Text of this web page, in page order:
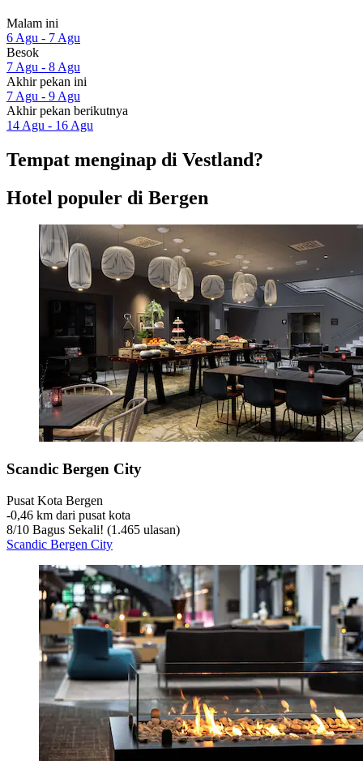
Malam ini
6 Agu - 7 Agu
Besok
7 Agu - 8 Agu
Akhir pekan ini
7 Agu - 9 Agu
Akhir pekan berikutnya
14 Agu - 16 Agu
Tempat menginap di Vestland?
Hotel populer di Bergen
Scandic Bergen City
Pusat Kota Bergen
‐0,46 km dari pusat kota
8/10 Bagus Sekali! (1.465 ulasan)
Scandic Bergen City